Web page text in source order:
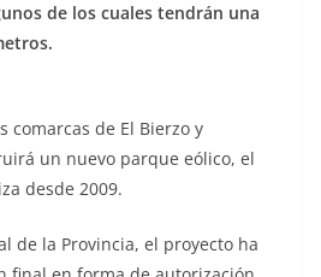
de los cuales tendrán una
comarcas de El Bierzo y
un nuevo parque eólico, el
desde 2009.
de la Provincia, el proyecto ha